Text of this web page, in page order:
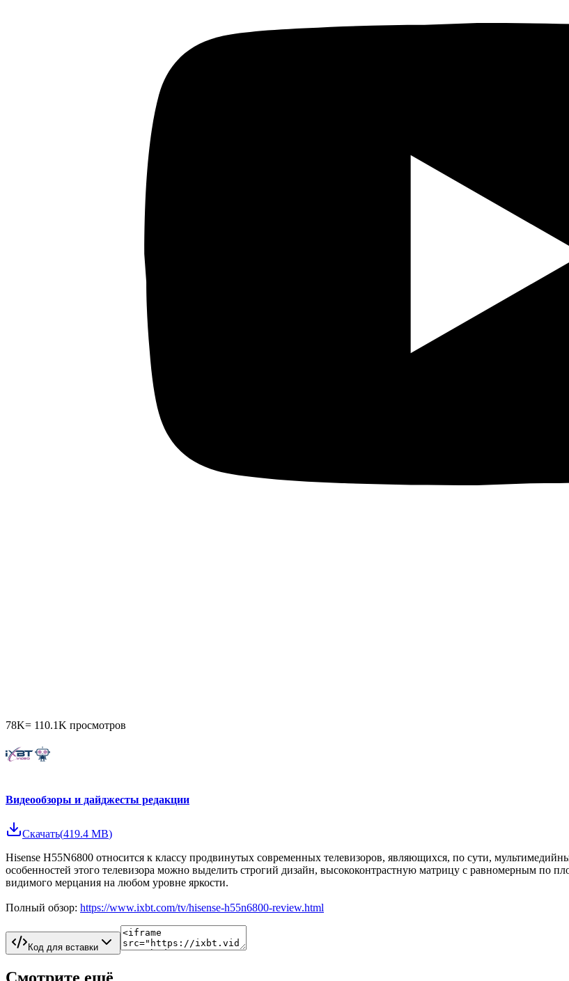
78K= 110.1K просмотров
Видеообзоры и дайджесты редакции
Скачать(419.4 MB)
Hisense H55N6800 относится к классу продвинутых современных телевизоров, являющихся, по сути,
особенностей этого телевизора можно выделить строгий дизайн, высококонтрастную матрицу с равномерным по
видимого мерцания на любом уровне яркости.
Полный обзор: https://www.ixbt.com/tv/hisense-h55n6800-review.html
Код для вставки